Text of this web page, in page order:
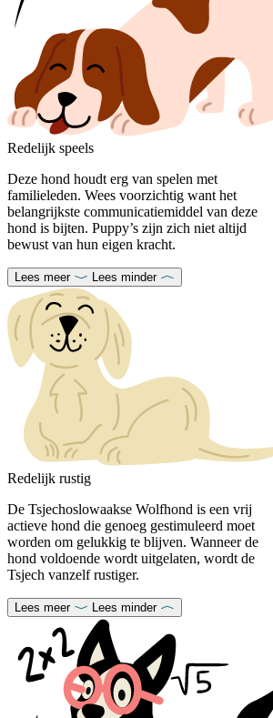
Redelijk speels
Deze hond houdt erg van spelen met
familieleden. Wees voorzichtig want het
belangrijkste communicatiemiddel van deze
hond is bijten. Puppy’s zijn zich niet altijd
bewust van hun eigen kracht.
Lees meer Lees minder
Redelijk rustig
De Tsjechoslowaakse Wolfhond is een vrij
actieve hond die genoeg gestimuleerd moet
worden om gelukkig te blijven. Wanneer de
hond voldoende wordt uitgelaten, wordt de
Tsjech vanzelf rustiger.
Lees meer Lees minder